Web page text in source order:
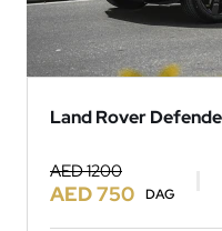
Land Rover
AED 1200
AED 750 DAG